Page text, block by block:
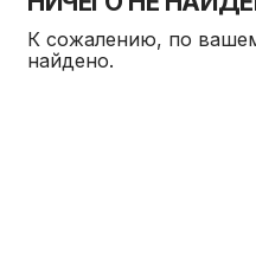
К сожалению, по
найдено.